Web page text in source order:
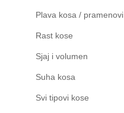
Plava kosa / pramenovi
Rast kose
Sjaj i volumen
Suha kosa
Svi tipovi kose